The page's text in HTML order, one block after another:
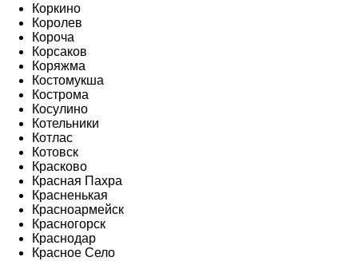
Коркино
Королев
Короча
Корсаков
Коряжма
Костомукша
Кострома
Косулино
Котельники
Котлас
Котовск
Красково
Красная Пахра
Красненькая
Красноармейск
Красногорск
Краснодар
Красное Село